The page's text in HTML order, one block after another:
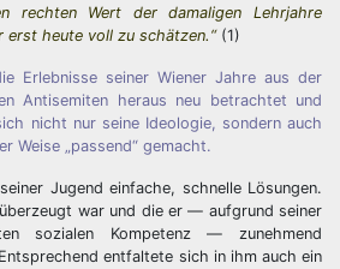
rechten Wert der damaligen Lehrjahre
erst heute voll zu schätzen.“(1)
Erlebnisse seiner Wiener Jahre aus der
Antisemiten heraus neu betrachtet und
nicht nur seine Ideologie, sondern auch
Weise „passend“ gemacht.
Jugend einfache, schnelle Lösungen.
war und die er — aufgrund seiner
sozialen Kompetenz — zunehmend
entfaltete sich in ihm auch ein